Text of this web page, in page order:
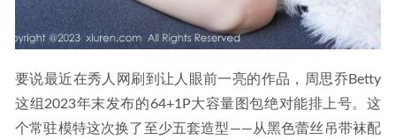
要说最近在秀人网刷到让人眼前一亮的作品，周思乔Betty
这组2023年末发布的64+1P大容量图包绝对能排上号。这
个常驻模特这次换了至少五套造型——从黑色蕾丝吊带袜配